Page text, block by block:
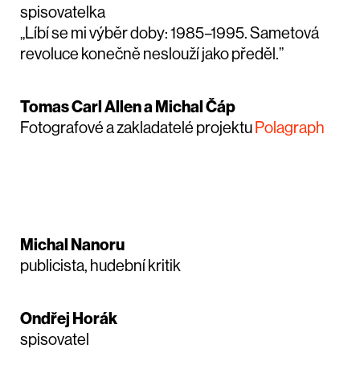
spisovatelka
„Líbí se mi výběr doby: 1985–1995. Sametová
revoluce konečně neslouží jako předěl.”
Tomas Carl Allen a Michal Čáp
Fotografové a zakladatelé projektu Polagraph
Michal Nanoru
publicista, hudební kritik
Ondřej Horák
spisovatel